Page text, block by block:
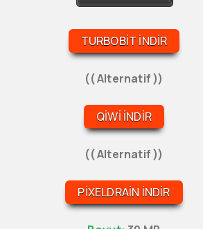
TURBOBIT İNDIR
(( Alternatif ))
QIWI İNDIR
(( Alternatif ))
PIXELDRAIN İNDIR